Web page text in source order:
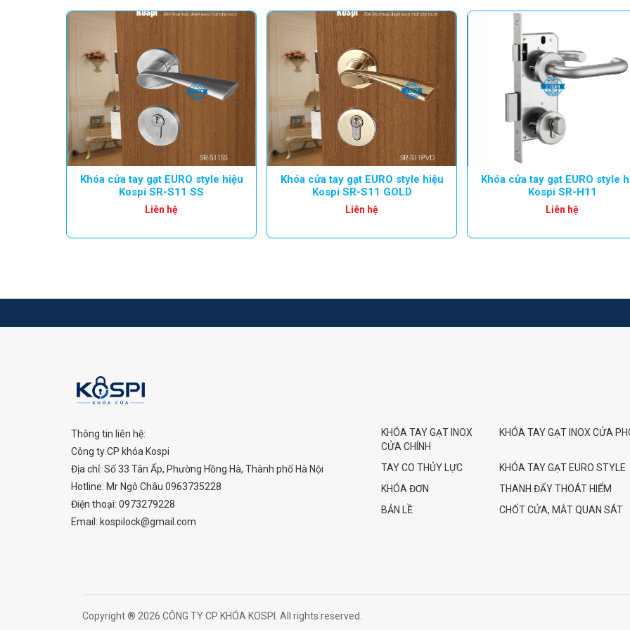
Khóa cửa tay gạt EURO style hiệu
Kospi SR-S11 SS
Liên hệ
Khóa cửa tay gạt EURO style hiệu
Kospi SR-S11 GOLD
Liên hệ
Khóa cửa tay gạt EURO style
Kospi SR-H11
Liên hệ
Thông tin liên hệ:
Công ty CP khóa Kospi
Địa chỉ: Số 33 Tân Ấp, Phường Hồng Hà, Thành phố Hà Nội
Hotline: Mr Ngô Châu 0963735228
Điện thoại: 0973279228
Email: kospilock@gmail.com
KHÓA TAY GẠT INOX
CỬA CHÍNH
KHÓA TAY GẠT INOX CỬA
TAY CO THỦY LỰC
KHÓA TAY GẠT EURO STYLE
KHÓA ĐƠN
THANH ĐẨY THOÁT HIỂM
BẢN LỀ
CHỐT CỬA, MẮT QUAN SÁT
Copyright ® 2026 CÔNG TY CP KHÓA KOSPI. All rights reserved.